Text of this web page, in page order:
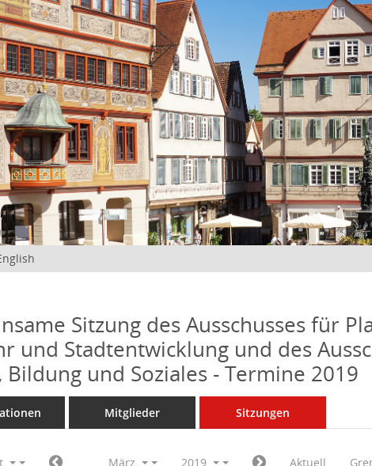
Sitzung des Ausschusses für
und Stadtentwicklung und des
Bildung und Soziales - Termine 2019
Mitglieder Sitzungen
März 2019 Aktuell